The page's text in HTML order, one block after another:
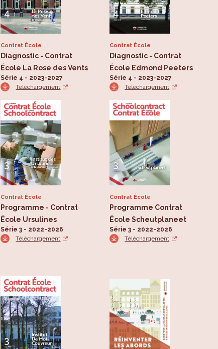
Contrat École
Diagnostic - Contrat
École La Rose des Vents
Série 4 - 2023-2027
Téléchargement
Contrat École
Diagnostic - Contrat
École Edmond Peeters
Série 4 - 2023-2027
Téléchargement
Contrat École
Programme - Contrat
École Ursulines
Série 3 - 2022-2026
Téléchargement
Contrat École
Programme Contrat
École Scheutplaneet
Série 3 - 2022-2026
Téléchargement